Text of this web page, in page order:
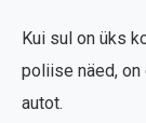
Kui sul on üks
poliise näed,
autot.